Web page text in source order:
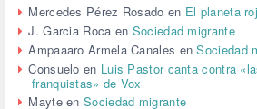
VEJEZ (1)
VENEZUELA (3)
VENEZULA (1)
VIAJES (1)
VIOLENCIA (2)
VIOLENCIA DE GÉNERO (223)
Mercedes Pérez Rosado en El planeta
J. Garcia Roca en Sociedad migrante
Ampaaaro Armela Canales enSociedad
Consuelo en Luis Pastor canta contra
franquistas» de Vox
MayteenSociedad migrante